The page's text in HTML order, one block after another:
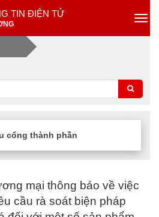
TIN ĐIỆN TỬ
cổng thành phần
mại thông báo về việc
cầu rà soát biện pháp